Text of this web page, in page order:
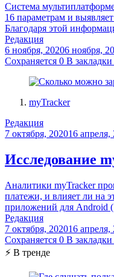
Система
16 параметрам и
Благодаря этой
Редакция
6 ноября, 20206 ноября,
Сохраняется 0 В закладки
myTracker
Редакция
7 октября, 202016 апреля,
Исследование
Аналитики myTracker
платежи, и влияет ли на
приложений для Android
Редакция
7 октября, 202016 апреля,
Сохраняется 0 В закладки
⚡ В тренде